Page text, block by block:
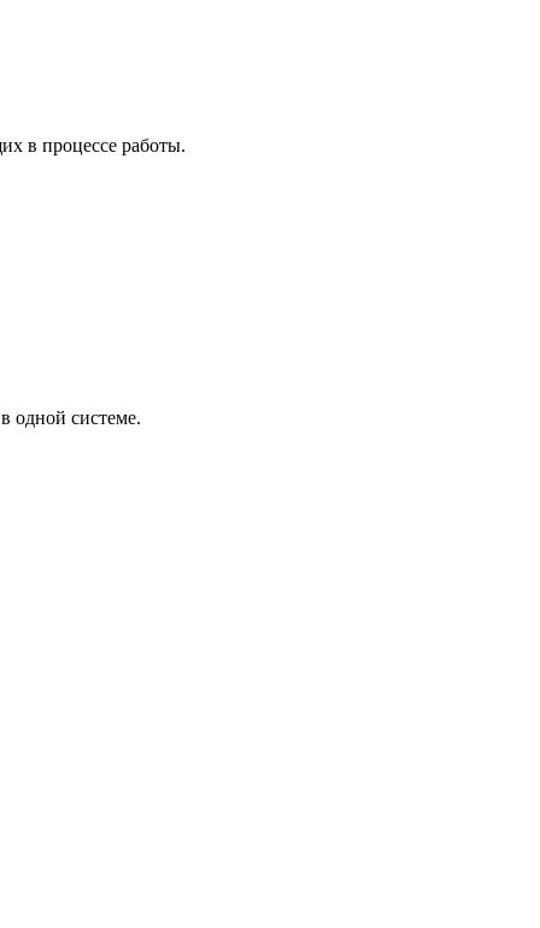
в процессе работы.
одной системе.